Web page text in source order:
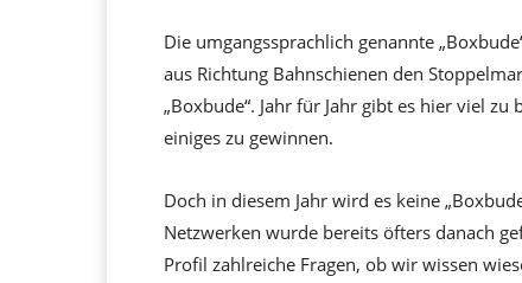
Die umgangssprachlich genannte
aus Richtung Bahnschienen den
„Boxbude“. Jahr für Jahr gibt es hier viel
einiges zu gewinnen.
Doch in diesem Jahr wird es keine
Netzwerken wurde bereits öfters danach
Profil zahlreiche Fragen, ob wir wissen